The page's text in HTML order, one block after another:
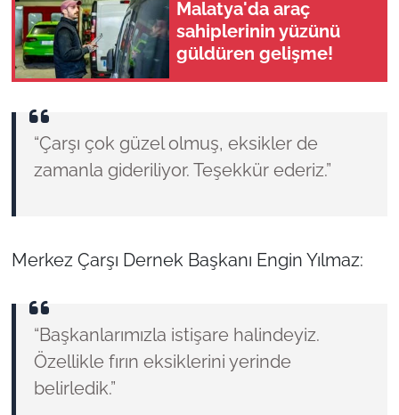
Malatya'da araç
sahiplerinin yüzünü
güldüren gelişme!
“Çarşı çok güzel olmuş, eksikler de
zamanla gideriliyor. Teşekkür ederiz.”
Merkez Çarşı Dernek Başkanı Engin Yılmaz:
“Başkanlarımızla istişare halindeyiz.
Özellikle fırın eksiklerini yerinde
belirledik.”